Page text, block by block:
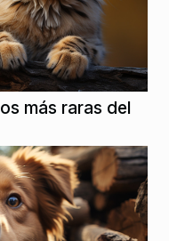
más raras del